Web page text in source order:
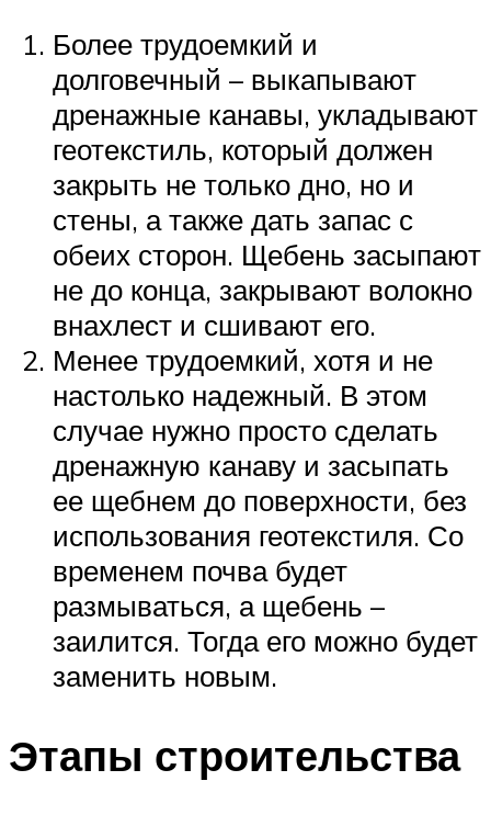
Более трудоемкий и
долговечный – выкапывают
дренажные канавы, укладывают
геотекстиль, который должен
закрыть не только дно, но и
стены, а также дать запас с
обеих сторон. Щебень засыпают
не до конца, закрывают волокно
внахлест и сшивают его.
Менее трудоемкий, хотя и не
настолько надежный. В этом
случае нужно просто сделать
дренажную канаву и засыпать
ее щебнем до поверхности, без
использования геотекстиля. Со
временем почва будет
размываться, а щебень –
заилится. Тогда его можно будет
заменить новым.
Этапы строительства